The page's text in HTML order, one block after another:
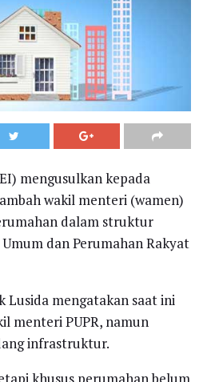
mengusulkan kepada
wakil menteri (wamen)
dalam struktur
dan Perumahan Rakyat
Lusida mengatakan saat ini
menteri PUPR, namun
infrastruktur.
khusus perumahan belum